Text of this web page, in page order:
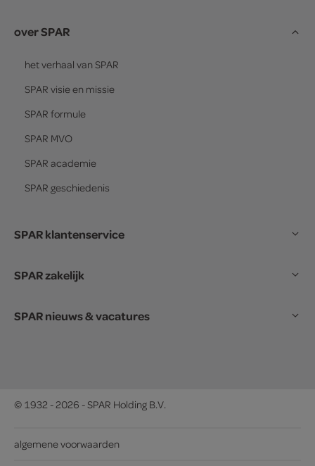
over SPAR
het verhaal van SPAR
SPAR visie en missie
SPAR formule
SPAR MVO
SPAR academie
SPAR geschiedenis
SPAR klantenservice
SPAR zakelijk
SPAR nieuws & vacatures
© 1932 - 2026 - SPAR Holding B.V.
algemene voorwaarden